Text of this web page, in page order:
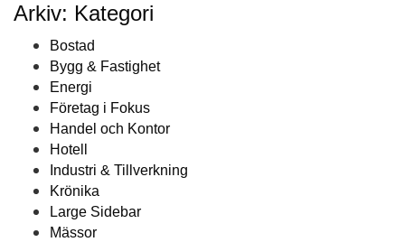
Arkiv: Kategori
Bostad
Bygg & Fastighet
Energi
Företag i Fokus
Handel och Kontor
Hotell
Industri & Tillverkning
Krönika
Large Sidebar
Mässor